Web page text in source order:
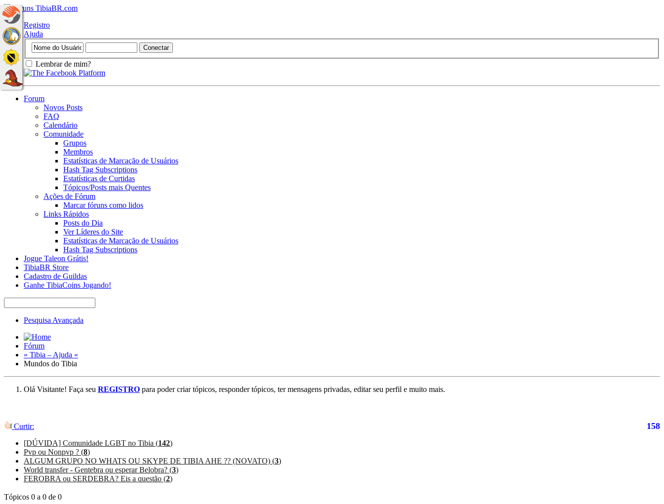
Registro
Ajuda
Lembrar de mim?
Forum
Novos Posts
FAQ
Calendário
Comunidade
Grupos
Membros
Estatísticas de Marcação de Usuários
Hash Tag Subscriptions
Estatísticas de Curtidas
Tópicos/Posts mais Quentes
Ações de Fórum
Marcar fóruns como lidos
Links Rápidos
Posts do Dia
Ver Líderes do Site
Estatísticas de Marcação de Usuários
Hash Tag Subscriptions
Jogue Taleon Grátis!
TibiaBR Store
Cadastro de Guildas
Ganhe TibiaCoins Jogando!
Pesquisa Avançada
Fórum
» Tibia – Ajuda «
Mundos do Tibia
Olá Visitante! Faça seu REGISTRO para poder criar tópicos, responder tópicos, ter mensagens privadas, editar seu perfil e muito mais.
Curtir: 158
[DÚVIDA] Comunidade LGBT no Tibia (142)
Pvp ou Nonpvp ? (8)
ALGUM GRUPO NO WHATS OU SKYPE DE TIBIA AHE ?? (NOVATO) (3)
World transfer - Gentebra ou esperar Belobra? (3)
FEROBRA ou SERDEBRA? Eis a questão (2)
Tópicos 0 a 0 de 0